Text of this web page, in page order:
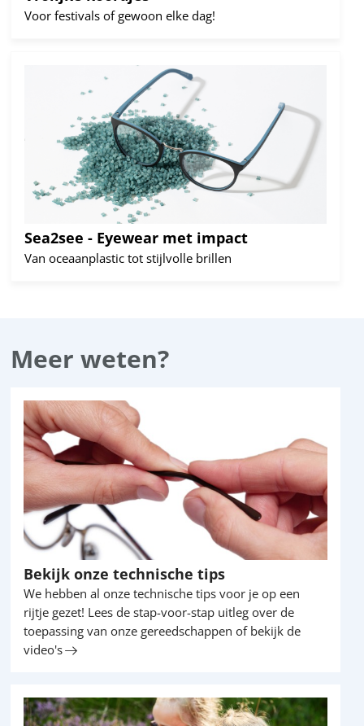
Voor festivals of gewoon elke dag!
Sea2see - Eyewear met impact
Van oceaanplastic tot stijlvolle brillen
Meer weten?
Bekijk onze technische tips
We hebben al onze technische tips voor je op een
rijtje gezet! Lees de stap-voor-stap uitleg over de
toepassing van onze gereedschappen of bekijk de
video's
meer
meer